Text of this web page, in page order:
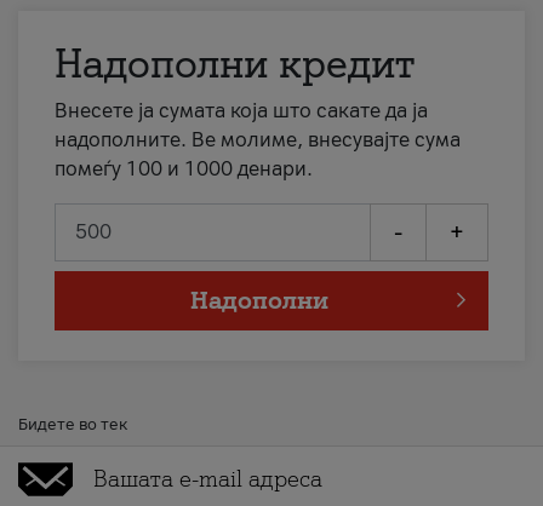
Надополни кредит
Внесете ја сумата која што сакате да ја
надополните. Ве молиме, внесувајте сума
помеѓу 100 и 1000 денари.
- +
Надополни
Бидете во тек